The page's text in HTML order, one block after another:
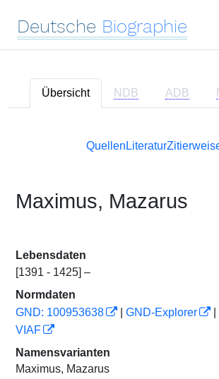
Deutsche Biographie
Übersicht NDB ADB
Quellen Literatur
Maximus, Mazarus
Lebensdaten
[1391 - 1425] –
Normdaten
GND: 100953638
GND-Explorer
VIAF
Namensvarianten
Maximus, Mazarus